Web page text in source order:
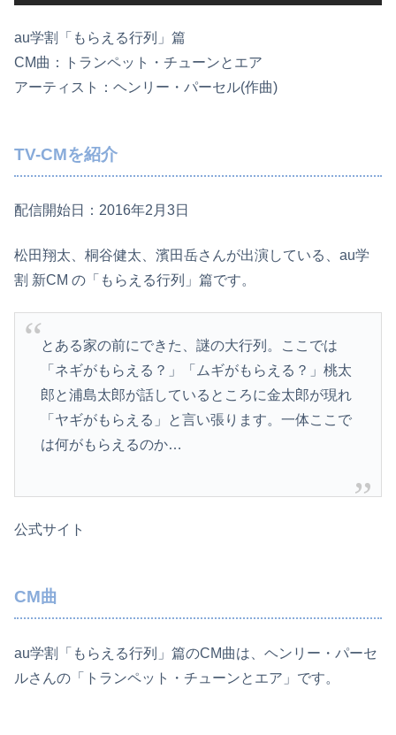
au学割「もらえる行列」篇
CM曲：トランペット・チューンとエア
アーティスト：ヘンリー・パーセル(作曲)
TV-CMを紹介
配信開始日：2016年2月3日
松田翔太、桐谷健太、濱田岳さんが出演している、au学
割 新CM の「もらえる行列」篇です。
とある家の前にできた、謎の大行列。ここでは
「ネギがもらえる？」「ムギがもらえる？」桃太
郎と浦島太郎が話しているところに金太郎が現れ
「ヤギがもらえる」と言い張ります。一体ここで
は何がもらえるのか…
公式サイト
CM曲
au学割「もらえる行列」篇のCM曲は、ヘンリー・パーセ
ルさんの「トランペット・チューンとエア」です。